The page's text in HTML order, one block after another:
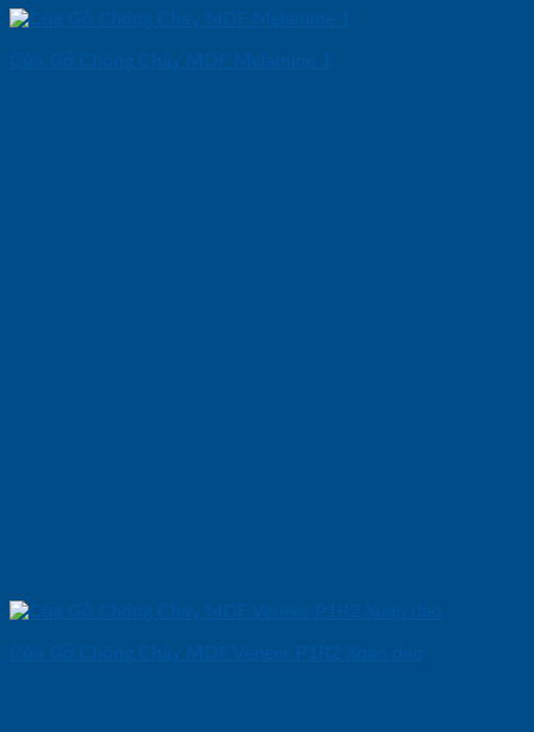
Cửa Gỗ Chống Cháy MDF Melamine 1
Cửa Gỗ Chống Cháy MDF Veneer P1R2 Xoan dao